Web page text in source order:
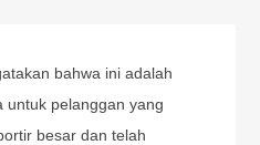
bahwa ini adalah
untuk pelanggan yang
besar dan telah